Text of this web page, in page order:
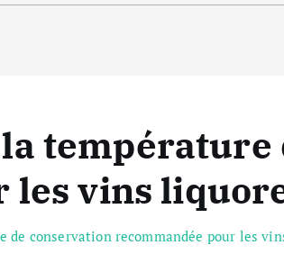
la
les vins
de conservation recommandée pour les